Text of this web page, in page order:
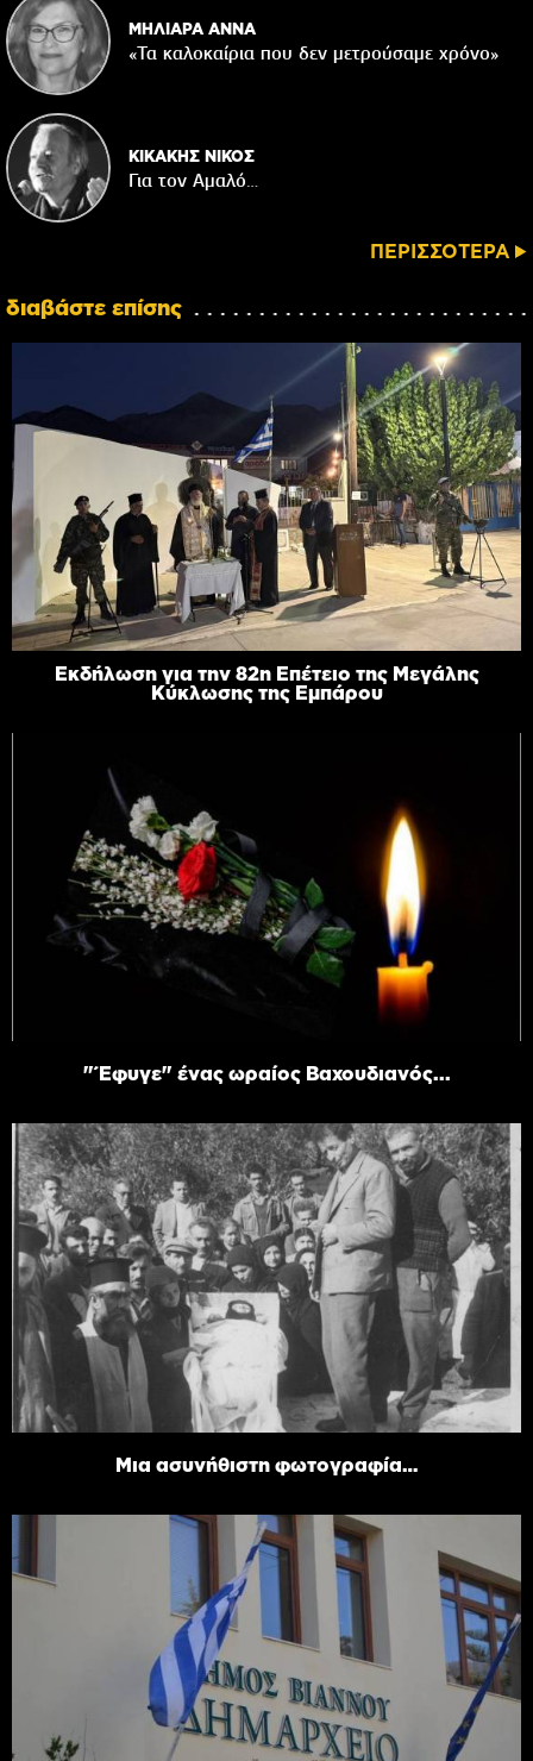
ΜΗΛΙΑΡΑ ΑΝΝΑ
«Τα καλοκαίρια που δεν μετρούσαμε χρόνο»
ΚΙΚΑΚΗΣ ΝΙΚΟΣ
Για τον Αμαλό…
ΠΕΡΙΣΣΟΤΕΡΑ
διαβάστε επίσης
Εκδήλωση για την 82η Επέτειο της Μεγάλης
Κύκλωσης της Εμπάρου
"Έφυγε" ένας ωραίος Βαχουδιανός...
Μια ασυνήθιστη φωτογραφία…